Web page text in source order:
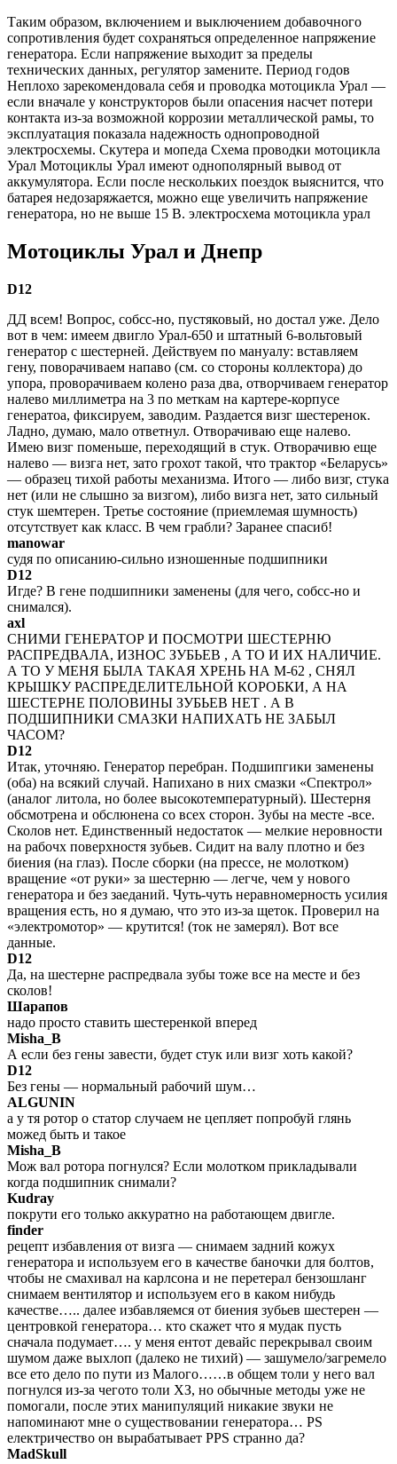
Таким образом, включением и выключением добавочного
сопротивления будет сохраняться определенное напряжение
генератора. Если напряжение выходит за пределы
технических данных, регулятор замените. Период годов
Неплохо зарекомендовала себя и проводка мотоцикла Урал —
если вначале у конструкторов были опасения насчет потери
контакта из-за возможной коррозии металлической рамы, то
эксплуатация показала надежность однопроводной
электросхемы. Скутера и мопеда Схема проводки мотоцикла
Урал Мотоциклы Урал имеют однополярный вывод от
аккумулятора. Если после нескольких поездок выяснится, что
батарея недозаряжается, можно еще увеличить напряжение
генератора, но не выше 15 В. электросхема мотоцикла урал
Мотоциклы Урал и Днепр
D12
ДД всем! Вопрос, собсс-но, пустяковый, но достал уже. Дело
вот в чем: имеем двигло Урал-650 и штатный 6-вольтовый
генератор с шестерней. Действуем по мануалу: вставляем
гену, поворачиваем напаво (см. со стороны коллектора) до
упора, проворачиваем колено раза два, отворчиваем генератор
налево миллиметра на 3 по меткам на картере-корпусе
генератоа, фиксируем, заводим. Раздается визг шестеренок.
Ладно, думаю, мало ответнул. Отворачиваю еще налево.
Имею визг поменьше, переходящий в стук. Отворачивю еще
налево — визга нет, зато грохот такой, что трактор «Беларусь»
— образец тихой работы механизма. Итого — либо визг, стука
нет (или не слышно за визгом), либо визга нет, зато сильный
стук шемтерен. Третье состояние (приемлемая шумность)
отсутствует как класс. В чем грабли? Заранее спасиб!
manowar
судя по описанию-сильно изношенные подшипники
D12
Игде? В гене подшипники заменены (для чего, собсс-но и
снимался).
axl
СНИМИ ГЕНЕРАТОР И ПОСМОТРИ ШЕСТЕРНЮ
РАСПРЕДВАЛА, ИЗНОС ЗУБЬЕВ , А ТО И ИХ НАЛИЧИЕ.
А ТО У МЕНЯ БЫЛА ТАКАЯ ХРЕНЬ НА М-62 , СНЯЛ
КРЫШКУ РАСПРЕДЕЛИТЕЛЬНОЙ КОРОБКИ, А НА
ШЕСТЕРНЕ ПОЛОВИНЫ ЗУБЬЕВ НЕТ . А В
ПОДШИПНИКИ СМАЗКИ НАПИХАТЬ НЕ ЗАБЫЛ
ЧАСОМ?
D12
Итак, уточняю. Генератор перебран. Подшипгики заменены
(оба) на всякий случай. Напихано в них смазки «Спектрол»
(аналог литола, но более высокотемпературный). Шестерня
обсмотрена и обслюнена со всех сторон. Зубы на месте -все.
Сколов нет. Единственный недостаток — мелкие неровности
на рабочх поверхностя зубьев. Сидит на валу плотно и без
биения (на глаз). После сборки (на прессе, не молотком)
вращение «от руки» за шестерню — легче, чем у нового
генератора и без заеданий. Чуть-чуть неравномерность усилия
вращения есть, но я думаю, что это из-за щеток. Проверил на
«электромотор» — крутится! (ток не замерял). Вот все
данные.
D12
Да, на шестерне распредвала зубы тоже все на месте и без
сколов!
Шарапов
надо просто ставить шестеренкой вперед
Misha_B
А если без гены завести, будет стук или визг хоть какой?
D12
Без гены — нормальный рабочий шум…
ALGUNIN
а у тя ротор о статор случаем не цепляет попробуй глянь
можед быть и такое
Misha_B
Мож вал ротора погнулся? Если молотком прикладывали
когда подшипник снимали?
Kudray
покрути его только аккуратно на работающем двигле.
finder
рецепт избавления от визга — снимаем задний кожух
генератора и используем его в качестве баночки для болтов,
чтобы не смахивал на карлсона и не перетерал бензошланг
снимаем вентилятор и используем его в каком нибудь
качестве….. далее избавляемся от биения зубьев шестерен —
центровкой генератора… кто скажет что я мудак пусть
сначала подумает…. у меня ентот девайс перекрывал своим
шумом даже выхлоп (далеко не тихий) — зашумело/загремело
все ето дело по пути из Малого……в общем толи у него вал
погнулся из-за чегото толи ХЗ, но обычные методы уже не
помогали, после этих манипуляций никакие звуки не
напоминают мне о существовании генератора… PS
електричество он вырабатывает PPS странно да?
MadSkull